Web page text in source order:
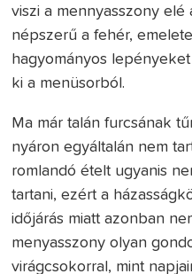
viszi a mennyasszony elé
népszerű a fehér,
hagyományos
ki a menüsorból.
Ma már talán furcsának
nyáron egyáltalán nem
romlandó ételt ugyanis
tartani, ezért a
időjárás miatt azonban
menyasszony olyan
virágcsokorral, mint